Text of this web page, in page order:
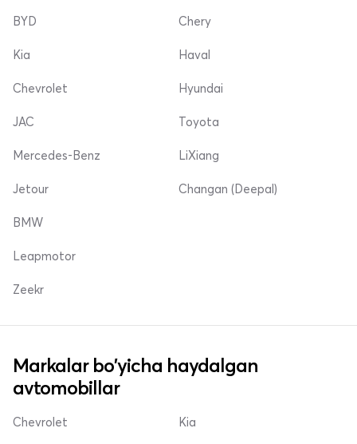
BYD
Kia
Chevrolet
Chery
Haval
Hyundai
JAC
Mercedes-Benz
Jetour
Toyota
LiXiang
Changan (Deepal)
BMW
Leapmotor
Zeekr
Markalar bo'yicha haydalgan
avtomobillar
Chevrolet Kia